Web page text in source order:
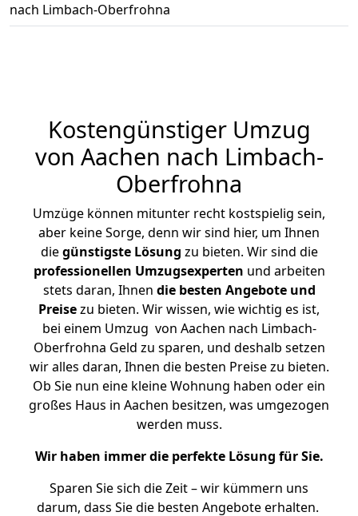
nach Limbach-Oberfrohna
Kostengünstiger Umzug
von Aachen nach Limbach-
Oberfrohna
Umzüge können mitunter recht kostspielig sein,
aber keine Sorge, denn wir sind hier, um Ihnen
diegünstigste Lösung zu bieten. Wir sind die
professionellen Umzugsexperten und arbeiten
stets daran, Ihnen die besten Angebote und
Preisezu bieten. Wir wissen, wie wichtig es ist,
bei einem Umzug von Aachen nach Limbach-
Oberfrohna Geld zu sparen, und deshalb setzen
wir alles daran, Ihnen die besten Preise zu bieten.
Ob Sie nun eine kleine Wohnung haben oder ein
großes Haus in Aachen besitzen, was umgezogen
werden muss.
Wir haben immer die perfekte Lösung für Sie.
Sparen Sie sich die Zeit – wir kümmern uns
darum, dass Sie die besten Angebote erhalten.